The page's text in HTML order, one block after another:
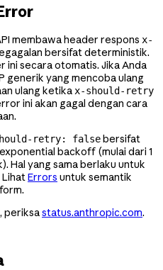
membawa header respons x-
bersifat deterministik.
ini secara otomatis. Jika Anda
generik yang mencoba ulang
ulang ketika x-should-retry
ini akan gagal dengan cara
retry: falsebersifat
backoff (mulai dari 1
Hal yang sama berlaku untuk
Lihat Errors untuk semantik
periksastatus.anthropic.com.